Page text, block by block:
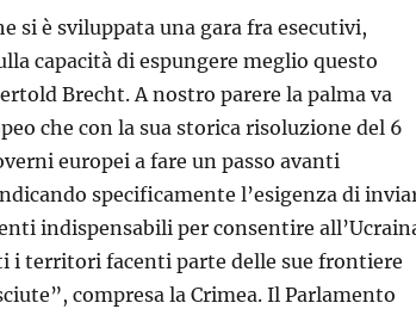
si è sviluppata una gara fra esecutivi,
capacità di espungere meglio questo
Brecht. A nostro parere la palma va
che con la sua storica risoluzione del 6
europei a fare un passo avanti
specificamente l’esigenza di
indispensabili per consentire
i territori facenti parte delle sue frontiere
compresa la Crimea. Il Parlamento